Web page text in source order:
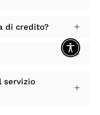
di credito?
servizio